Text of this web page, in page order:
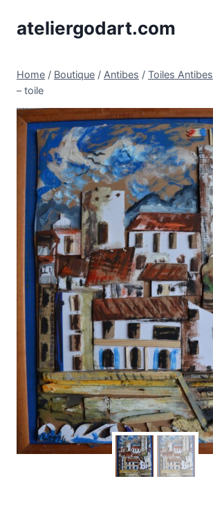
ateliergodart.com
Home / Boutique / Antibes / Toiles Antibes
– toile